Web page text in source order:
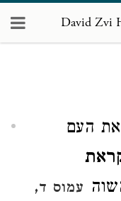
David Zvi
העם
עמוס ד,